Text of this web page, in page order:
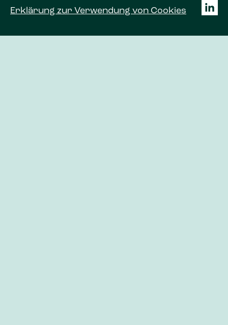
Erklärung zur Verwendung von Cookies